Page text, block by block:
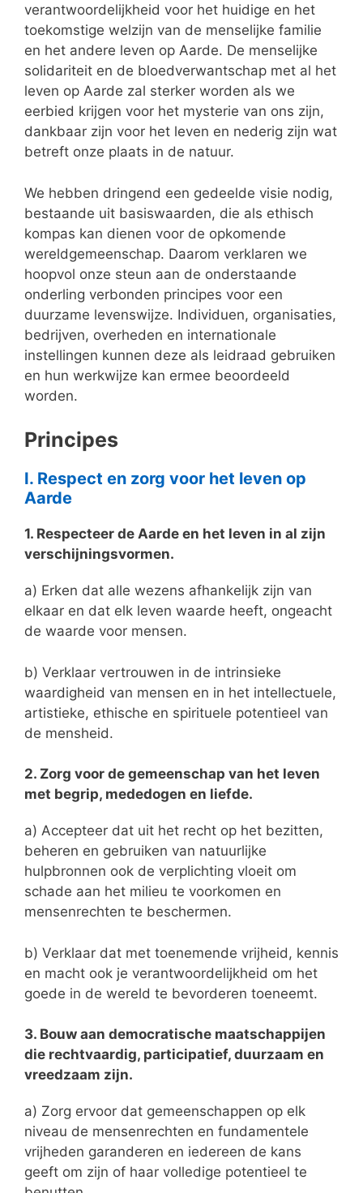
verantwoordelijkheid voor het huidige en het
toekomstige welzijn van de menselijke familie
en het andere leven op Aarde. De menselijke
solidariteit en de bloedverwantschap met al het
leven op Aarde zal sterker worden als we
eerbied krijgen voor het mysterie van ons zijn,
dankbaar zijn voor het leven en nederig zijn wat
betreft onze plaats in de natuur.
We hebben dringend een gedeelde visie nodig,
bestaande uit basiswaarden, die als ethisch
kompas kan dienen voor de opkomende
wereldgemeenschap. Daarom verklaren we
hoopvol onze steun aan de onderstaande
onderling verbonden principes voor een
duurzame levenswijze. Individuen, organisaties,
bedrijven, overheden en internationale
instellingen kunnen deze als leidraad gebruiken
en hun werkwijze kan ermee beoordeeld
worden.
Principes
I. Respect en zorg voor het leven op
Aarde
1. Respecteer de Aarde en het leven in al zijn
verschijningsvormen.
a) Erken dat alle wezens afhankelijk zijn van
elkaar en dat elk leven waarde heeft, ongeacht
de waarde voor mensen.
b) Verklaar vertrouwen in de intrinsieke
waardigheid van mensen en in het intellectuele,
artistieke, ethische en spirituele potentieel van
de mensheid.
2. Zorg voor de gemeenschap van het leven
met begrip, mededogen en liefde.
a) Accepteer dat uit het recht op het bezitten,
beheren en gebruiken van natuurlijke
hulpbronnen ook de verplichting vloeit om
schade aan het milieu te voorkomen en
mensenrechten te beschermen.
b) Verklaar dat met toenemende vrijheid, kennis
en macht ook je verantwoordelijkheid om het
goede in de wereld te bevorderen toeneemt.
3. Bouw aan democratische maatschappijen
die rechtvaardig, participatief, duurzaam en
vreedzaam zijn.
a) Zorg ervoor dat gemeenschappen op elk
niveau de mensenrechten en fundamentele
vrijheden garanderen en iedereen de kans
geeft om zijn of haar volledige potentieel te